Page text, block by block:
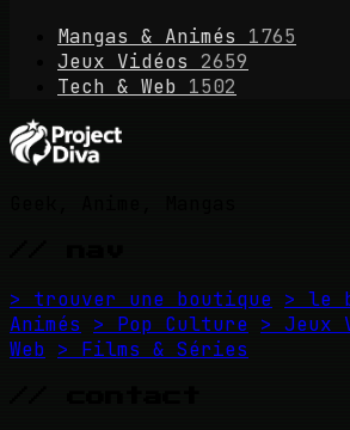
Mangas & Animés
1765
Jeux Vidéos
2659
Tech & Web 1502
> trouver une boutique > le
Animés
> Pop Culture > Jeux
Web > Films & Séries